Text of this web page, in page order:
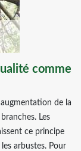
comme
de la
Les
ce principe
arbustes. Pour